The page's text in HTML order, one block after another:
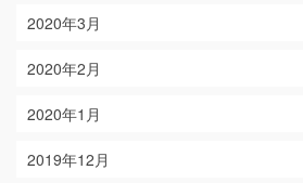
2020年3月
2020年2月
2020年1月
2019年12月